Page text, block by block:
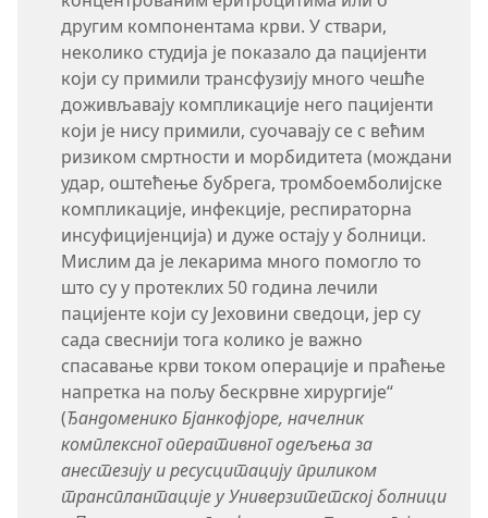
другим компонентама крви. У ствари,
неколико студија је показало да пацијенти
који су примили трансфузију много чешће
доживљавају компликације него пацијенти
који је нису примили, суочавају се с већим
ризиком смртности и морбидитета (мождани
удар, оштећење бубрега, тромбоемболијске
компликације, инфекције, респираторна
инсуфицијенција) и дуже остају у болници.
Мислим да је лекарима много помогло то
што су у протеклих 50 година лечили
пацијенте који су Јеховини сведоци, јер су
сада свеснији тога колико је важно
спасавање крви током операције и праћење
напретка на пољу бескрвне хирургије“
(Ђандоменико Бјанкофјоре, начелник
комплексног оперативног одељења за
анестезију и ресусцитацију приликом
трансплантације у Универзитетској болници